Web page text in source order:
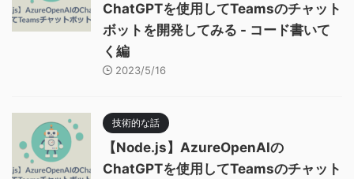
ChatGPTを使用してTeamsのチャット
ボットを開発してみる - コード書いて
く編
2023/5/16
技術的な話
【Node.js】AzureOpenAIの
ChatGPTを使用してTeamsのチャット